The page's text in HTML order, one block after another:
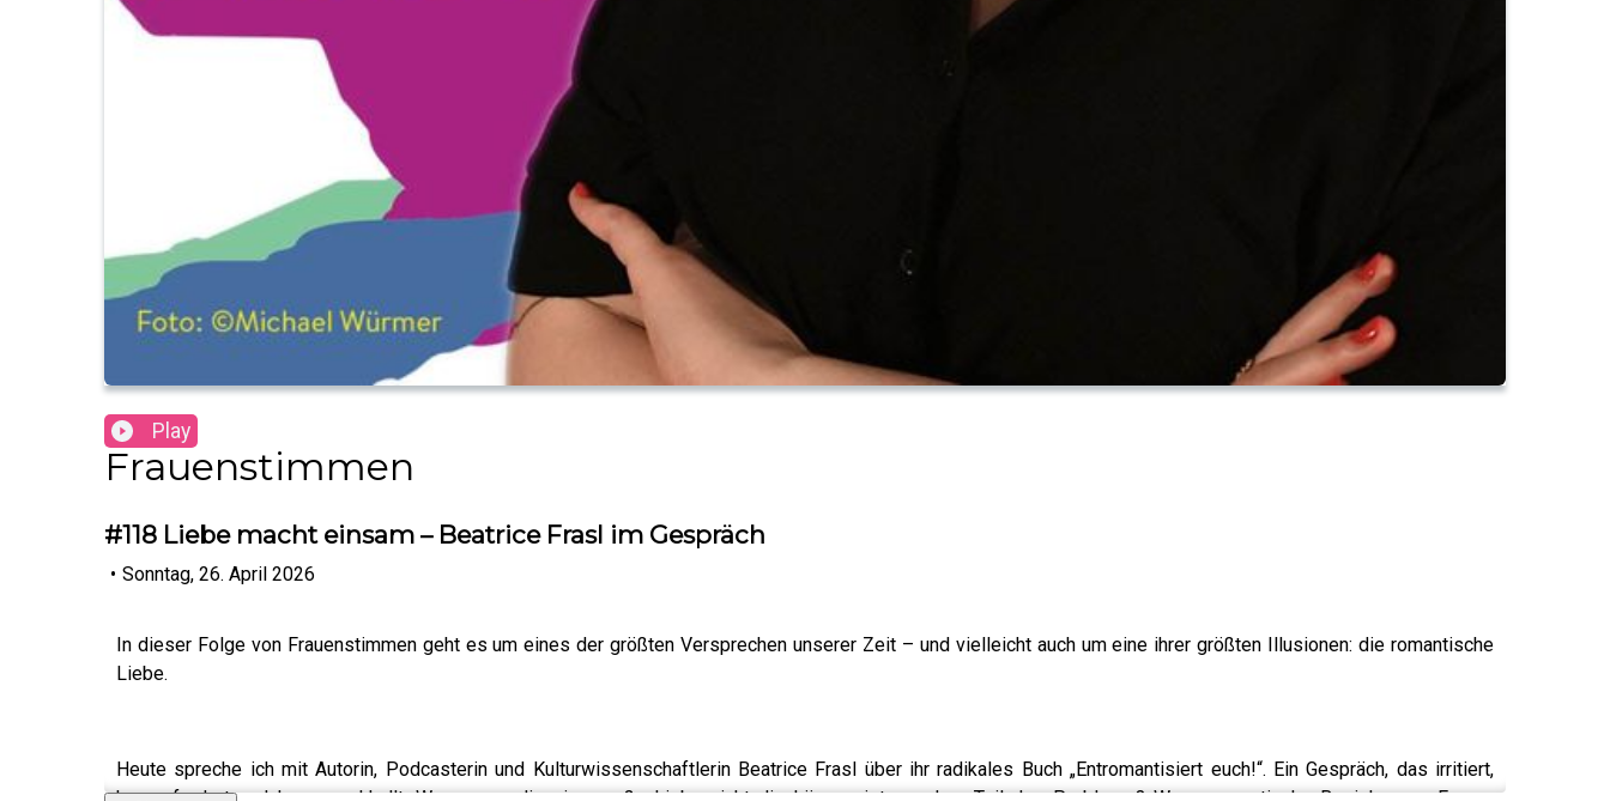
Play
Frauenstimmen
#118 Liebe macht einsam – Beatrice Frasl im Gespräch
• Sonntag, 26. April 2026
In dieser Folge von Frauenstimmen geht es um eines der größten Versprechen unserer Zeit – und vielleicht auch um eine ihrer größten Illusionen: die romantische
Liebe.
Heute spreche ich mit Autorin, Podcasterin und Kulturwissenschaftlerin Beatrice Frasl über ihr radikales Buch „Entromantisiert euch!“. Ein Gespräch, das irritiert,